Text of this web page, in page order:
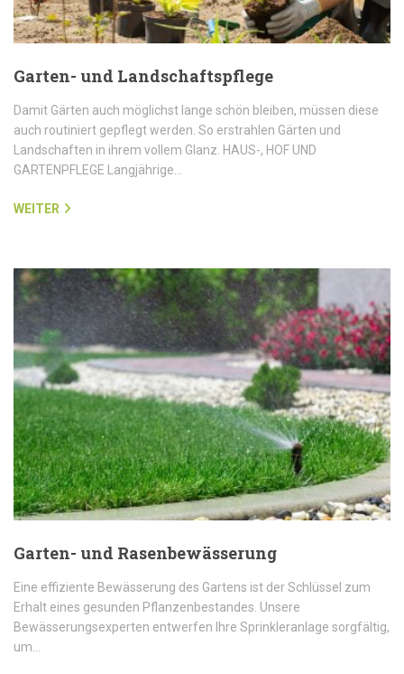
Garten- und Landschaftspflege
Damit Gärten auch möglichst lange schön bleiben, müssen diese
auch routiniert gepflegt werden. So erstrahlen Gärten und
Landschaften in ihrem vollem Glanz. HAUS-, HOF UND
GARTENPFLEGE Langjährige…
WEITER
Garten- und Rasenbewässerung
Eine effiziente Bewässerung des Gartens ist der Schlüssel zum
Erhalt eines gesunden Pflanzenbestandes. Unsere
Bewässerungsexperten entwerfen Ihre Sprinkleranlage sorgfältig,
um…